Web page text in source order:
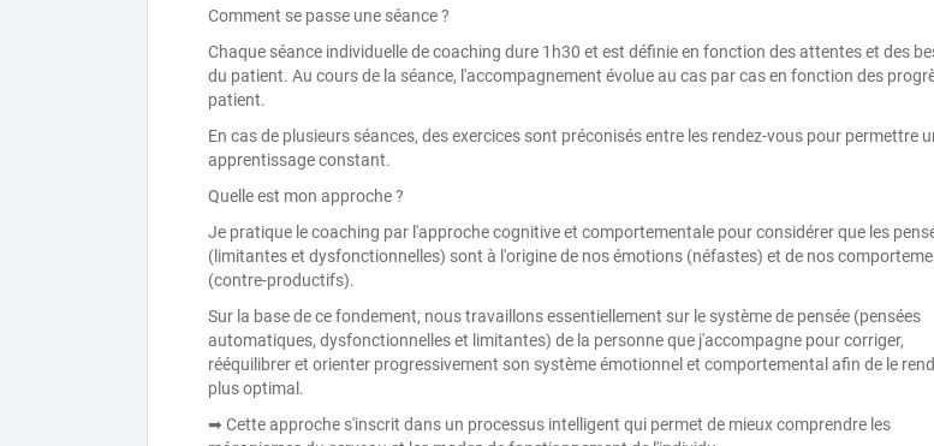
Comment se passe une séance ?
Chaque séance individuelle de coaching dure 1h30 et est définie en fonction des attentes et des
du patient. Au cours de la séance, l'accompagnement évolue au cas par cas en fonction des
patient.
En cas de plusieurs séances, des exercices sont préconisés entre les rendez-vous pour permettre
apprentissage constant.
Quelle est mon approche ?
Je pratique le coaching par l'approche cognitive et comportementale pour considérer que les
(limitantes et dysfonctionnelles) sont à l'origine de nos émotions (néfastes) et de nos
(contre-productifs).
Sur la base de ce fondement, nous travaillons essentiellement sur le système de pensée (pensées
automatiques, dysfonctionnelles et limitantes) de la personne que j'accompagne pour corriger,
rééquilibrer et orienter progressivement son système émotionnel et comportemental afin de le
plus optimal.
➡ Cette approche s'inscrit dans un processus intelligent qui permet de mieux comprendre les